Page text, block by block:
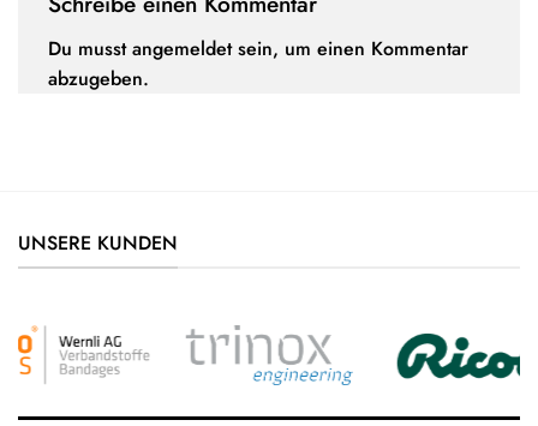
Du musstangemeldetsein, um einen Kommentar
abzugeben.
UNSERE KUNDEN